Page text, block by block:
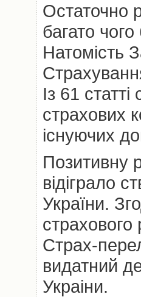
Остаточно
багато
Натомість
Із 61
страхових
існуючих
Позитивну
відіграло
України.
Страх-
видатний
Украіни.